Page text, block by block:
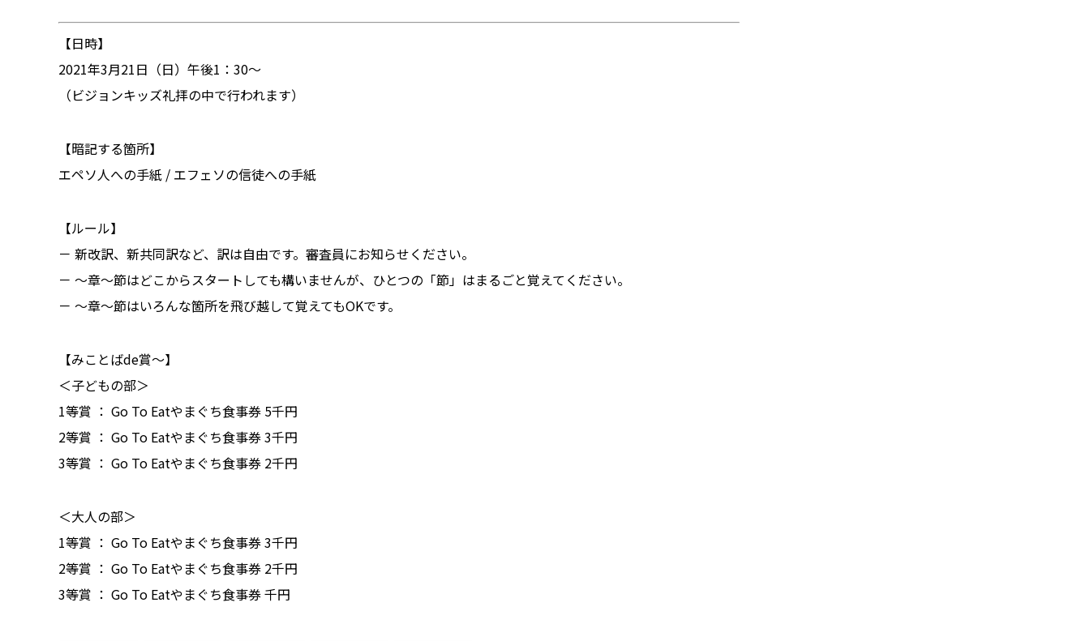
【日時】
2021年3月21日（日）午後1：30～
（ビジョンキッズ礼拝の中で行われます）
【暗記する箇所】
エペソ人への手紙 / エフェソの信徒への手紙
【ルール】
－ 新改訳、新共同訳など、訳は自由です。審査員にお知らせください。
－ ～章～節はどこからスタートしても構いませんが、ひとつの「節」はまるごと覚えてください。
－ ～章～節はいろんな箇所を飛び越して覚えてもOKです。
【みことばde賞～】
＜子どもの部＞
1等賞 ： Go To Eatやまぐち食事券 5千円
2等賞 ： Go To Eatやまぐち食事券 3千円
3等賞 ： Go To Eatやまぐち食事券 2千円
＜大人の部＞
1等賞 ： Go To Eatやまぐち食事券 3千円
2等賞 ： Go To Eatやまぐち食事券 2千円
3等賞 ： Go To Eatやまぐち食事券 千円